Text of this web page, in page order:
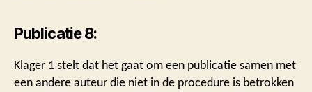
Publicatie 8:
Klager 1 stelt dat het gaat om een publicatie samen met
een andere auteur die niet in de procedure is betrokken